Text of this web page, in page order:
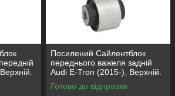
,
Посилений Сайлентблок
переднього важеля задній
Audi E-Tron (2015-). Верхній.
КОРЕЯ Acsuss! 42214 ,
FE108113 , VKDS331082
Готово до відправки